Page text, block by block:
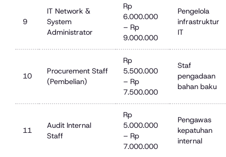
9
IT Network &
System
Administrator
Rp
6.000.000
– Rp
9.000.000
Pengelola
infrastruktur
IT
10
Procurement Staff
(Pembelian)
Rp
5.500.000
– Rp
7.500.000
Staf
pengadaan
bahan baku
11
Audit Internal
Staff
Rp
5.000.000
– Rp
7.000.000
Pengawas
kepatuhan
internal